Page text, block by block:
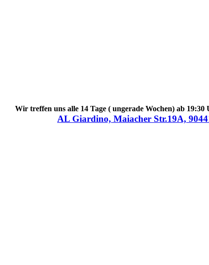
Wir treffen uns alle 14 Tage ( ungerade Wochen) ab
AL Giardino, Maiacher Str.19A,